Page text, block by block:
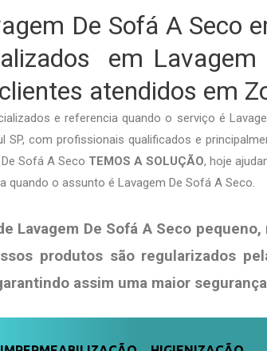
De Sofá A Seco
em Lavagem
atendidos em
e referencia quando o serviço é
SP, com profissionais qualificados e
Sofá A Seco TEMOS A SOLUÇÃO, hoje
quando o assunto é Lavagem De Sofá A Seco.
Lavagem De Sofá A Seco
produtos são regularizados
assim uma maior